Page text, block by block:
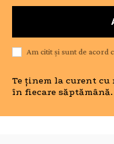
Am citit și sunt de acord
Te ținem la curent cu
în fiecare săptămână.